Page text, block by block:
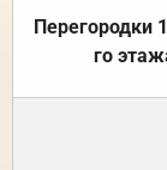
Перегородки
го